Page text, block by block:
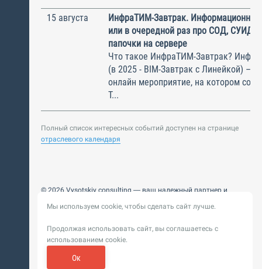
15 августа
ИнфраТИМ-Завтрак.
или в очередной раз про СОД, СУИД и
папочки на сервере
Что такое ИнфраТИМ-Завтрак?
(в 2025 - BIM-Завтрак с Линейкой) –
онлайн мероприятие, на котором
Т...
Полный список интересных событий доступен на странице
отраслевого календаря
© 2026 Vysotskiy consulting — ваш надежный партнер и
Цифровизация, BIM, ИИ. Внедряем и оптимизируем
Пользовательское
соглашение
Политика обработки персональных
данных
Мы используем cookie, чтобы сделать сайт лучше.
Продолжая использовать сайт, вы соглашаетесь с
использованием cookie.
Ок